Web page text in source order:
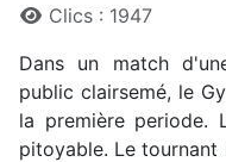
Clics : 1947
Dans un match
public clairsemé, le
la première periode.
pitoyable. Le tournant